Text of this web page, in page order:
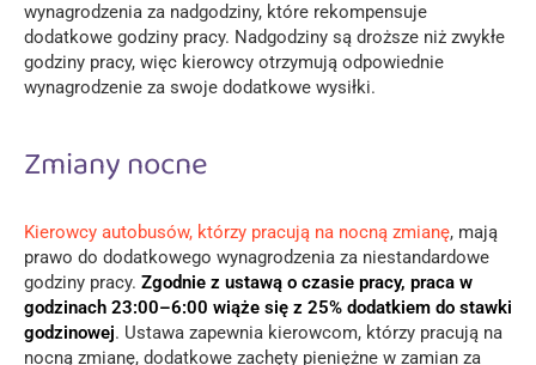
wynagrodzenia za nadgodziny, które rekompensuje
dodatkowe godziny pracy. Nadgodziny są droższe niż zwykłe
godziny pracy, więc kierowcy otrzymują odpowiednie
wynagrodzenie za swoje dodatkowe wysiłki.
Zmiany nocne
Kierowcy autobusów, którzy pracują na nocną zmianę, mają
prawo do dodatkowego wynagrodzenia za niestandardowe
godziny pracy. Zgodnie z ustawą o czasie pracy, praca w
godzinach 23:00–6:00 wiąże się z 25% dodatkiem do stawki
godzinowej. Ustawa zapewnia kierowcom, którzy pracują na
nocną zmianę, dodatkowe zachęty pieniężne w zamian za